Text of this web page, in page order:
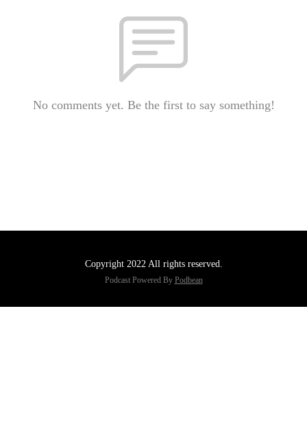
No comments yet. Be the first to say something!
Copyright 2022 All rights reserved.
Podcast Powered By Podbean